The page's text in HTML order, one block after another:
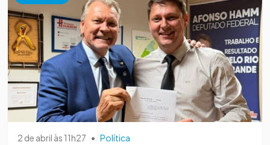
2 de abril às 11h27 • Política